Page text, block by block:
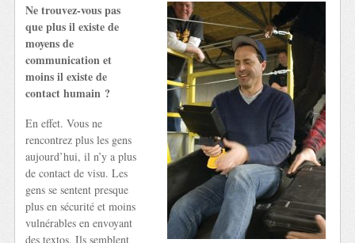
Ne trouvez-vous pas
que plus il existe de
moyens de
communication et
moins il existe de
contact humain ?
En effet. Vous ne
rencontrez plus les gens
aujourd’hui, il n’y a plus
de contact de visu. Les
gens se sentent presque
plus en sécurité et moins
vulnérables en envoyant
des textos. Ils semblent